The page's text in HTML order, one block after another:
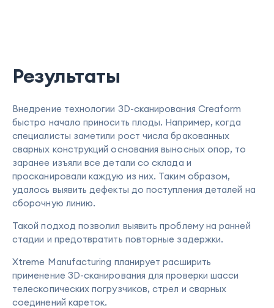
Результаты
Внедрение технологии 3D-сканирования Creaform
быстро начало приносить плоды. Например, когда
специалисты заметили рост числа бракованных
сварных конструкций основания выносных опор, то
заранее изъяли все детали со склада и
просканировали каждую из них. Таким образом,
удалось выявить дефекты до поступления деталей на
сборочную линию.
Такой подход позволил выявить проблему на ранней
стадии и предотвратить повторные задержки.
Xtreme Manufacturing планирует расширить
применение 3D-сканирования для проверки шасси
телескопических погрузчиков, стрел и сварных
соединений кареток.